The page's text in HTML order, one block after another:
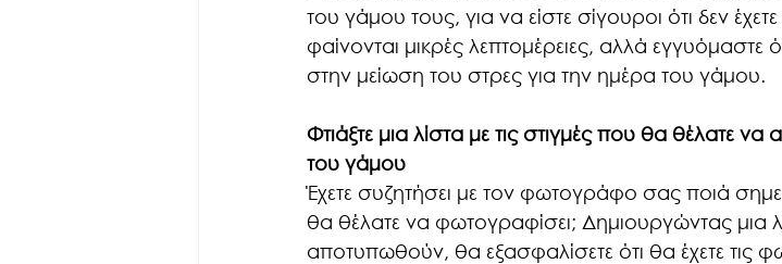
του γάμου τους, για να είστε σίγουροι ότι δεν
φαίνονται μικρές λεπτομέρειες, αλλά εγγυόμαστε
στην μείωση του στρες για την ημέρα του γάμου.
Φτιάξτε μια λίστα με τις στιγμές που θα θέλατε να
του γάμου
Έχετε συζητήσει με τον φωτογράφο σας ποιά
θα θέλατε να φωτογραφίσει; Δημιουργώντας μια
αποτυπωθούν, θα εξασφαλίσετε ότι θα έχετε τις